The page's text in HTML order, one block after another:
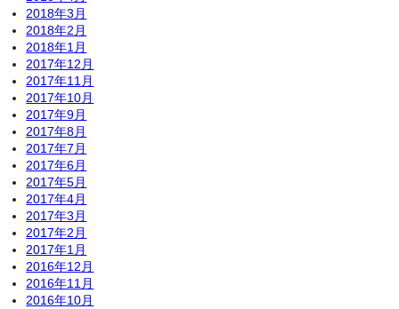
2018年3月
2018年2月
2018年1月
2017年12月
2017年11月
2017年10月
2017年9月
2017年8月
2017年7月
2017年6月
2017年5月
2017年4月
2017年3月
2017年2月
2017年1月
2016年12月
2016年11月
2016年10月